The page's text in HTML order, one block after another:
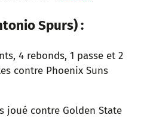
Spurs) :
4 rebonds, 1 passe et 2
contre Phoenix Suns
joué contre Golden State